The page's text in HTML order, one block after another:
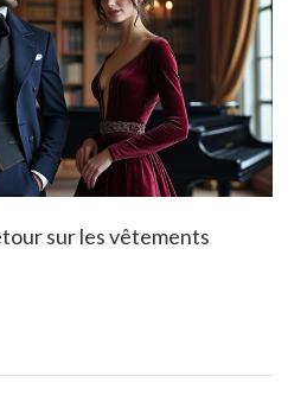
sur les vêtements